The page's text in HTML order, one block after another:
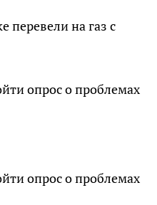
перевели на газ с
опрос о проблемах
опрос о проблемах